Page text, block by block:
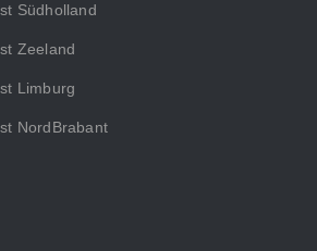
Südholland
Zeeland
Limburg
NordBrabant